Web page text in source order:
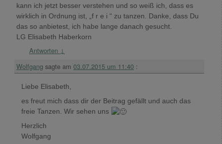
kann ich jetzt besser verstehen und so weiß ich, dass es
wirklich in Ordnung ist, „f r e i “ zu tanzen. Danke, dass Du
das so anbietest, ich habe lange danach gesucht.
LG Elisabeth Haberkorn
Antworten ↓
Wolfgang sagte am 03.07.2015 um 11:40 :
Liebe Elisabeth,
es freut mich dass dir der Beitrag gefällt und auch das
freie Tanzen. Wir sehen uns
Herzlich
Wolfgang